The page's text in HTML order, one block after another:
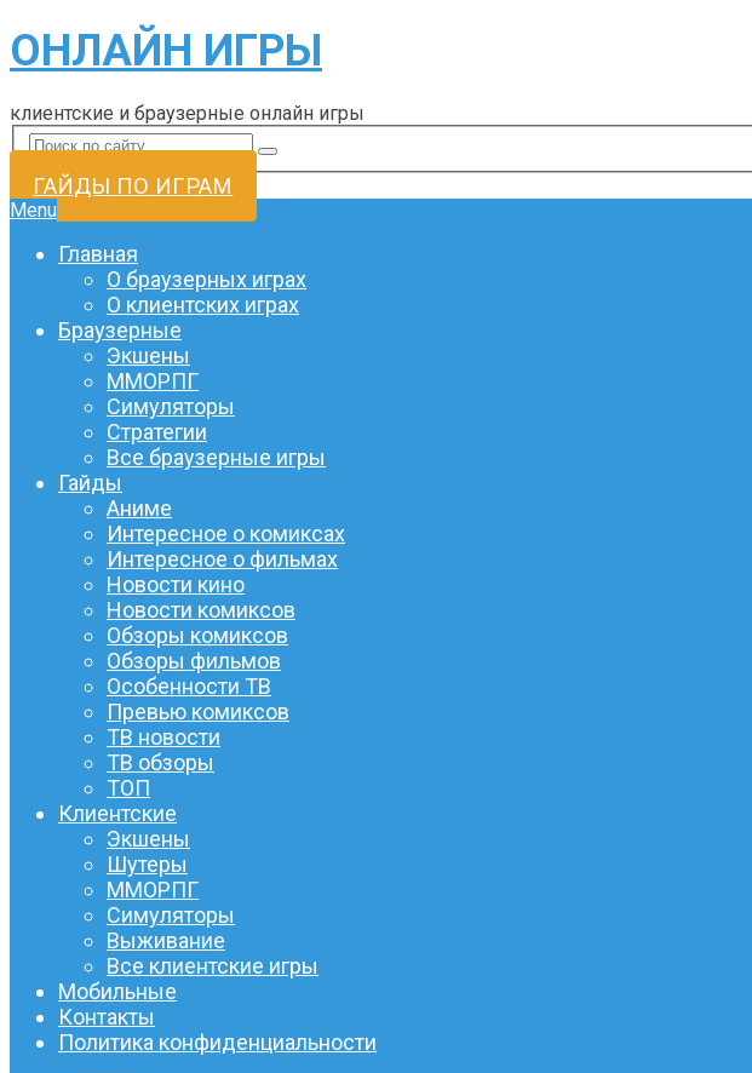
ОНЛАЙН ИГРЫ
клиентские и браузерные онлайн игры
ГАЙДЫ ПО ИГРАМ
Menu
Главная
О браузерных играх
О клиентских играх
Браузерные
Экшены
ММОРПГ
Симуляторы
Стратегии
Все браузерные игры
Гайды
Аниме
Интересное о комиксах
Интересное о фильмах
Новости кино
Новости комиксов
Обзоры комиксов
Обзоры фильмов
Особенности ТВ
Превью комиксов
ТВ новости
ТВ обзоры
ТОП
Клиентские
Экшены
Шутеры
ММОРПГ
Симуляторы
Выживание
Все клиентские игры
Мобильные
Контакты
Политика конфиденциальности